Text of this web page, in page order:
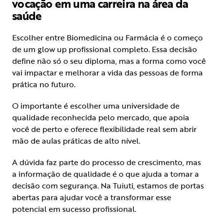
vocação em uma carreira na área da
saúde
Escolher entre Biomedicina ou Farmácia é o começo
de um glow up profissional completo. Essa decisão
define não só o seu diploma, mas a forma como você
vai impactar e melhorar a vida das pessoas de forma
prática no futuro.
O importante é escolher uma universidade de
qualidade reconhecida pelo mercado, que apoia
você de perto e oferece flexibilidade real sem abrir
mão de aulas práticas de alto nível.
A dúvida faz parte do processo de crescimento, mas
a informação de qualidade é o que ajuda a tomar a
decisão com segurança. Na Tuiuti, estamos de portas
abertas para ajudar você a transformar esse
potencial em sucesso profissional.